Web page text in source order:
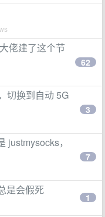
佬建了这个节
62
切换到自动 5G
3
justmysocks，
7
是会假死
1